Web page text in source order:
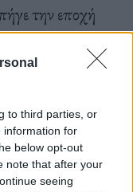
to third parties, or
information for
below opt-out
note that after your
seeing
την εποχή
το ερώτημα,
είχαν γεννηθεί
ο Ελύτης, ο
θα μπορούσε